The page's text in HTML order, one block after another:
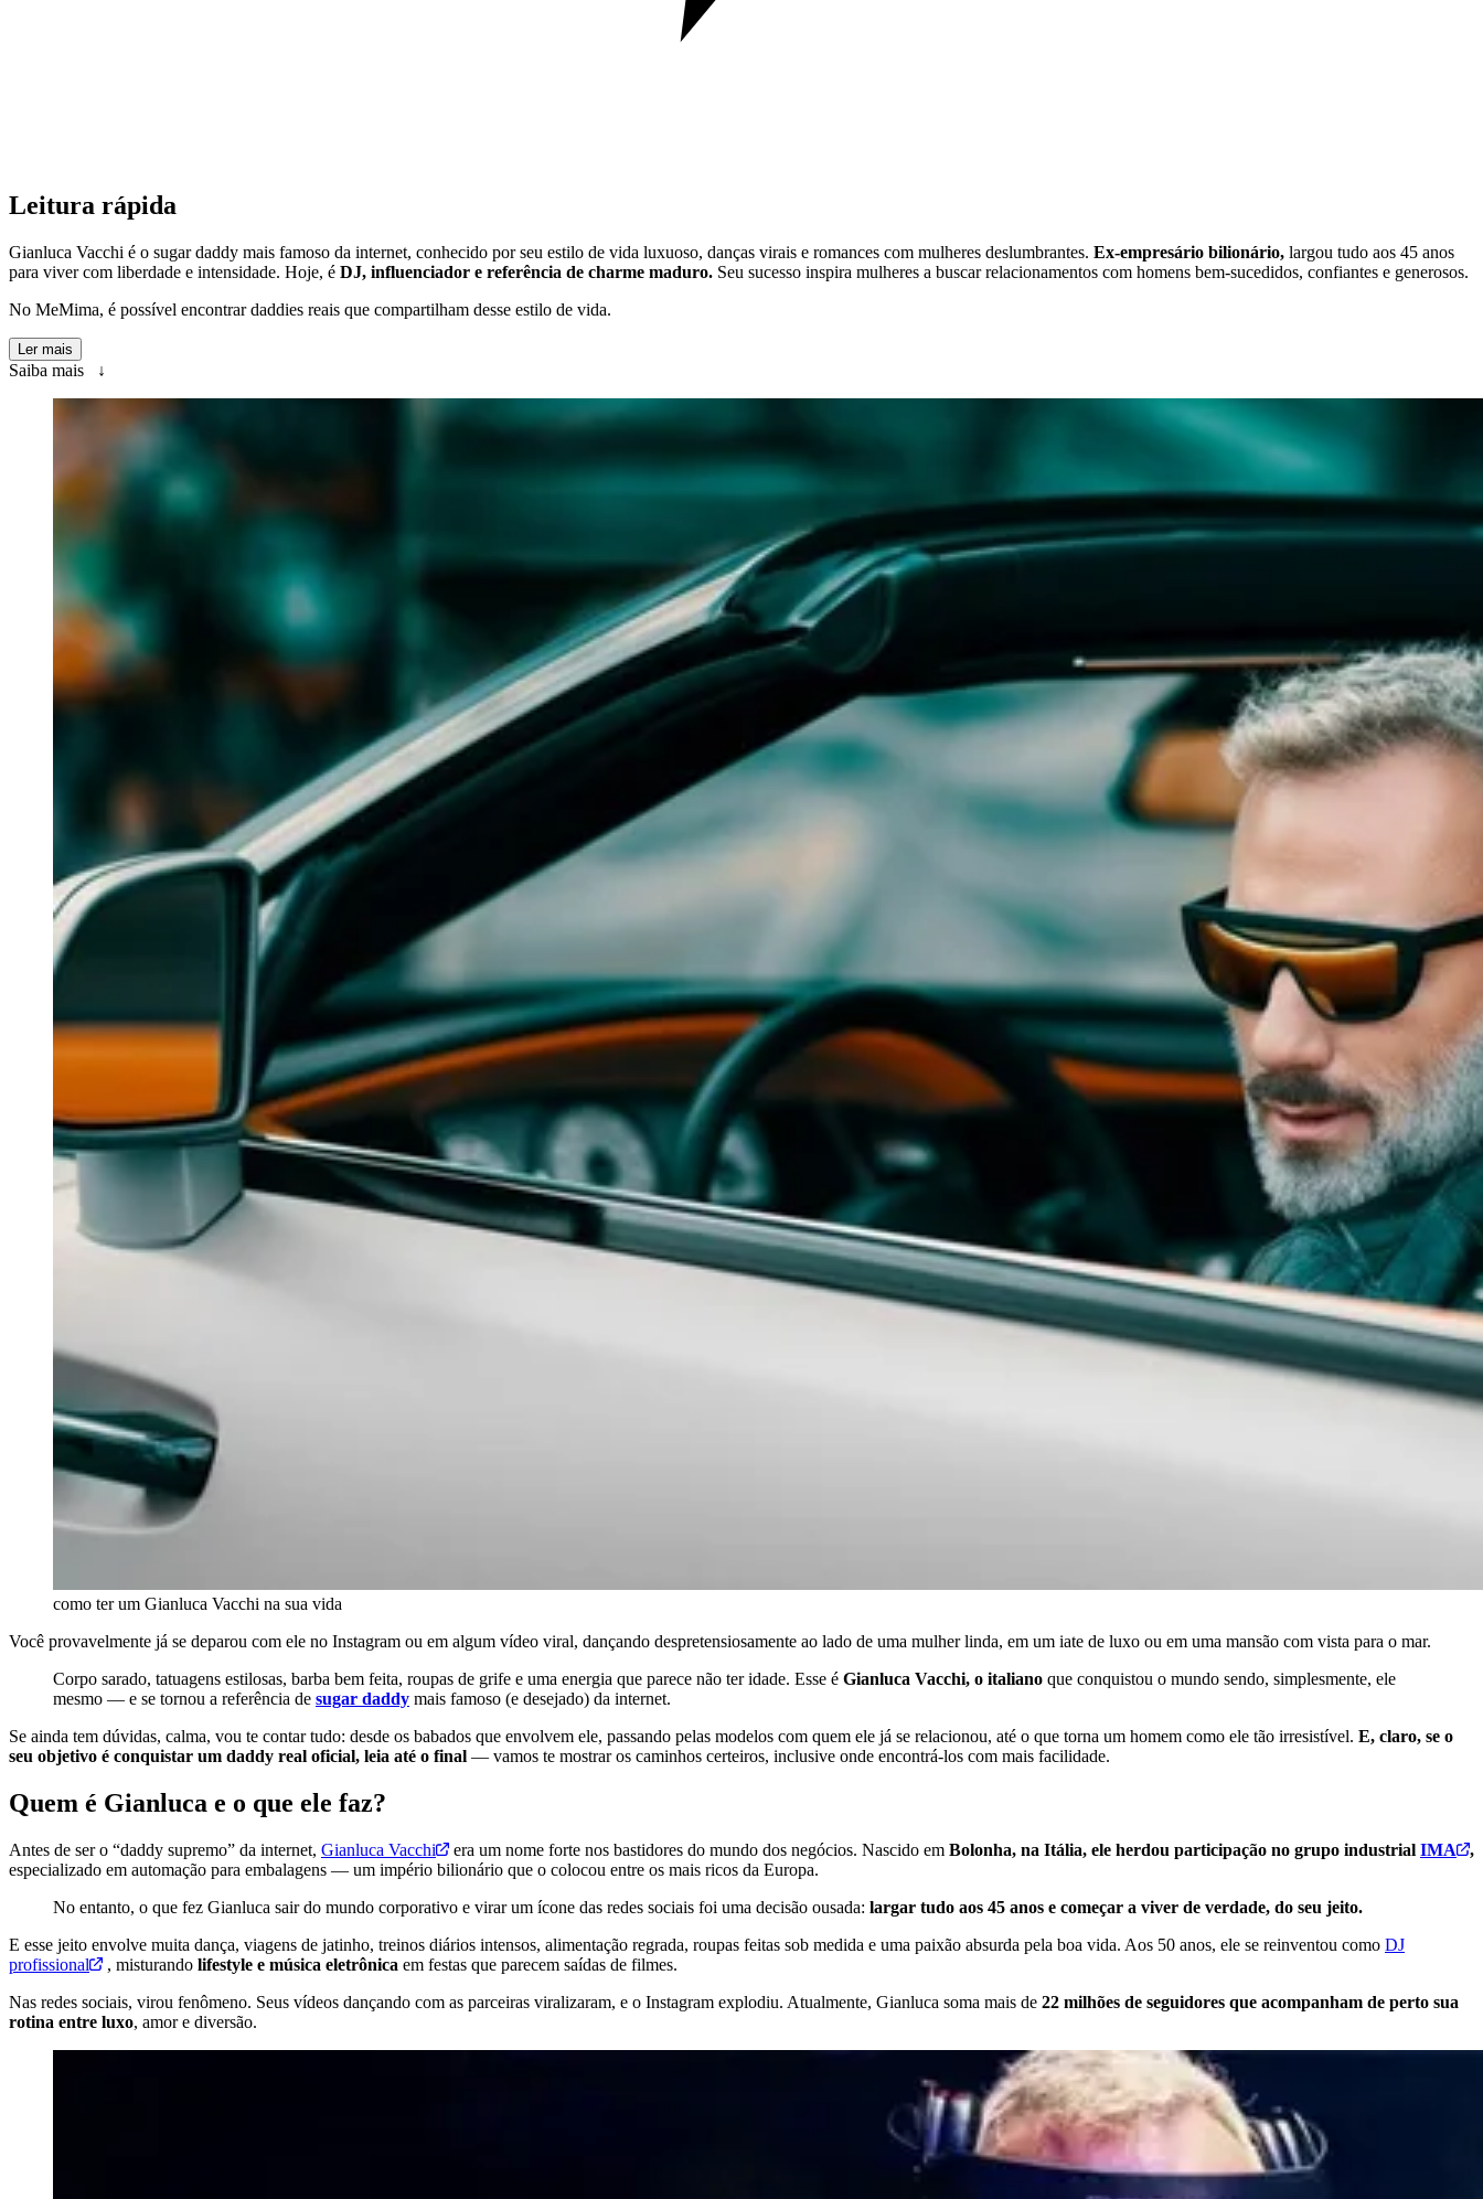
Leitura rápida
Gianluca Vacchi é o sugar daddy mais famoso da internet, conhecido por seu estilo de vida luxuoso, danças virais e romances com mulheres deslumbrantes. Ex-empresário bilionário, largou tudo aos 45 anos
para viver com liberdade e intensidade. Hoje, é DJ, influenciador e referência de charme maduro. Seu sucesso inspira mulheres a buscar relacionamentos com homens bem-sucedidos, confiantes e generosos.
No MeMima, é possível encontrar daddies reais que compartilham desse estilo de vida.
Ler mais
Saiba mais ↓
como ter um Gianluca Vacchi na sua vida
Você provavelmente já se deparou com ele no Instagram ou em algum vídeo viral, dançando despretensiosamente ao lado de uma mulher linda, em um iate de luxo ou em uma mansão com vista para o mar.
Corpo sarado, tatuagens estilosas, barba bem feita, roupas de grife e uma energia que parece não ter idade. Esse é Gianluca Vacchi, o italiano que conquistou o mundo sendo, simplesmente, ele
mesmo — e se tornou a referência de sugar daddy mais famoso (e desejado) da internet.
Se ainda tem dúvidas, calma, vou te contar tudo: desde os babados que envolvem ele, passando pelas modelos com quem ele já se relacionou, até o que torna um homem como ele tão irresistível. E, claro, se o
seu objetivo é conquistar um daddy real oficial, leia até o final — vamos te mostrar os caminhos certeiros, inclusive onde encontrá-los com mais facilidade.
Quem é Gianluca e o que ele faz?
Antes de ser o “daddy supremo” da internet, Gianluca Vacchi era um nome forte nos bastidores do mundo dos negócios. Nascido em Bolonha, na Itália, ele herdou participação no grupo industrial IMA
,
especializado em automação para embalagens — um império bilionário que o colocou entre os mais ricos da Europa.
No entanto, o que fez Gianluca sair do mundo corporativo e virar um ícone das redes sociais foi uma decisão ousada: largar tudo aos 45 anos e começar a viver de verdade, do seu jeito.
E esse jeito envolve muita dança, viagens de jatinho, treinos diários intensos, alimentação regrada, roupas feitas sob medida e uma paixão absurda pela boa vida. Aos 50 anos, ele se reinventou como DJ
profissional
, misturando lifestyle e música eletrônica em festas que parecem saídas de filmes.
Nas redes sociais, virou fenômeno. Seus vídeos dançando com as parceiras viralizaram, e o Instagram explodiu. Atualmente, Gianluca soma mais de 22 milhões de seguidores que acompanham de perto sua
rotina entre luxo, amor e diversão.